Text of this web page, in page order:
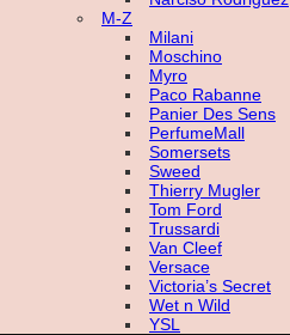
M-Z
Milani
Moschino
Myro
Paco Rabanne
Panier Des Sens
PerfumeMall
Somersets
Sweed
Thierry Mugler
Tom Ford
Trussardi
Van Cleef
Versace
Victoria’s Secret
Wet n Wild
YSL